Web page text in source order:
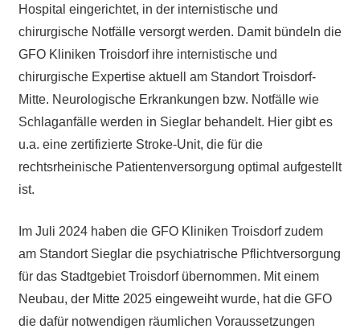
Hospital eingerichtet, in der internistische und
chirurgische Notfälle versorgt werden. Damit bündeln die
GFO Kliniken Troisdorf ihre internistische und
chirurgische Expertise aktuell am Standort Troisdorf-
Mitte. Neurologische Erkrankungen bzw. Notfälle wie
Schlaganfälle werden in Sieglar behandelt. Hier gibt es
u.a. eine zertifizierte Stroke-Unit, die für die
rechtsrheinische Patientenversorgung optimal aufgestellt
ist.
Im Juli 2024 haben die GFO Kliniken Troisdorf zudem
am Standort Sieglar die psychiatrische Pflichtversorgung
für das Stadtgebiet Troisdorf übernommen. Mit einem
Neubau, der Mitte 2025 eingeweiht wurde, hat die GFO
die dafür notwendigen räumlichen Voraussetzungen